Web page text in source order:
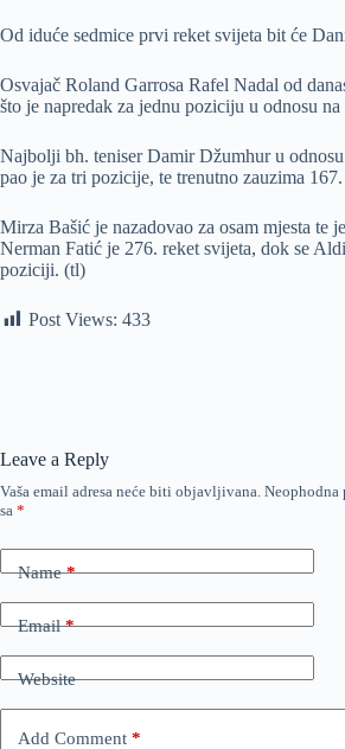
Od iduće sedmice prvi reket svijeta bit će
Osvajač Roland Garrosa Rafel Nadal od
što je napredak za jednu poziciju u odnosu
Najbolji bh. teniser Damir Džumhur u
pao je za tri pozicije, te trenutno zauzima
Mirza Bašić je nazadovao za osam mjesta te
Nerman Fatić je 276. reket svijeta, dok se
poziciji. (tl)
Post Views: 433
Leave a Reply
Vaša email adresa neće biti objavljivana. Neophodna
sa *
Name*
Email*
Website
Add Comment *